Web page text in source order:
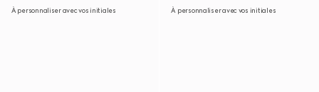
À personnaliser avec vos initiales À personnaliser avec vos initiales